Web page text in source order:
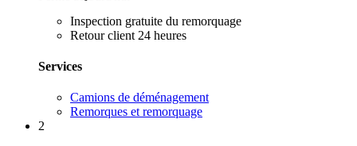
Inspection gratuite du remorquage
Retour client 24 heures
Services
Camions de déménagement
Remorques et remorquage
2